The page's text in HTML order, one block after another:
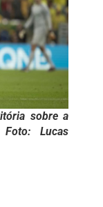
sobre a
Lucas